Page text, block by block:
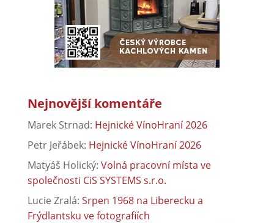
Nejnovější komentáře
Marek Strnad: Hejnické VínoHraní 2026
Petr Jeřábek: Hejnické VínoHraní 2026
Matyáš Holický: Volná pracovní místa ve
společnosti CiS SYSTEMS s.r.o.
Lucie Zralá: Srpen 1968 na Liberecku a
Frýdlantsku ve fotografiích